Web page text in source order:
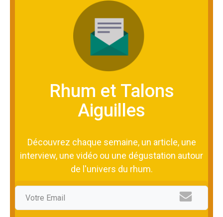
Rhum et Talons
Aiguilles
Découvrez chaque semaine, un article, une
interview, une vidéo ou une dégustation autour
de l'univers du rhum.